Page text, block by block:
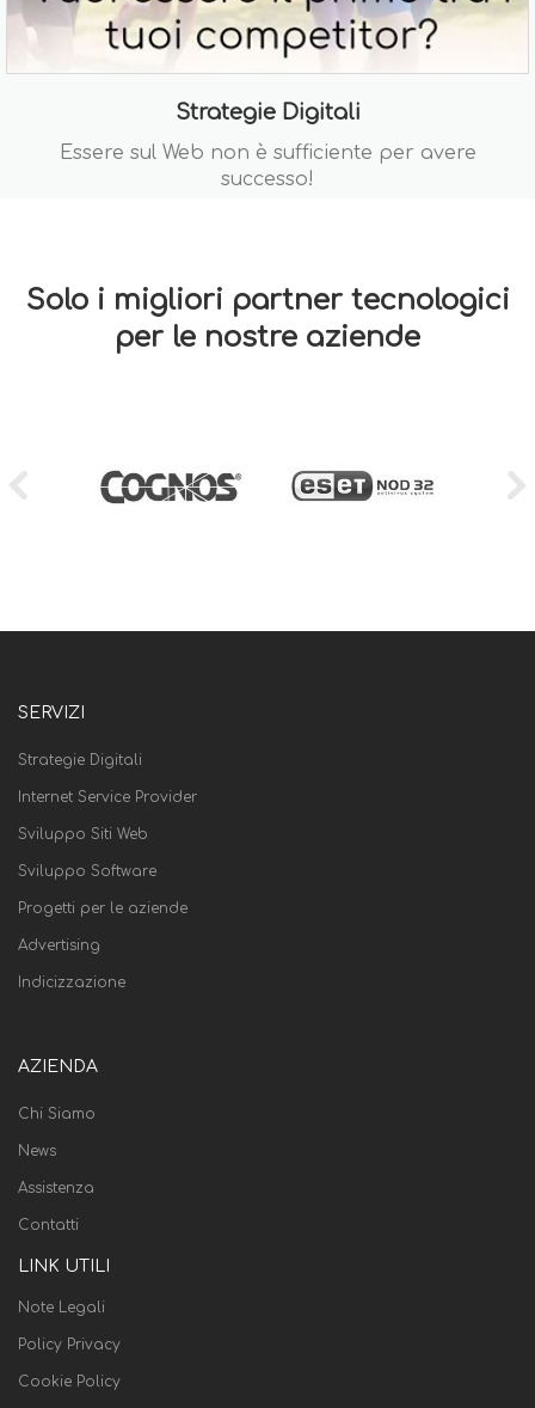
Strategie Digitali
Essere sul Web non è sufficiente per avere
successo!
Solo i migliori partner tecnologici
per le nostre aziende
SERVIZI
Strategie Digitali
Internet Service Provider
Sviluppo Siti Web
Sviluppo Software
Progetti per le aziende
Advertising
Indicizzazione
AZIENDA
Chi Siamo
News
Assistenza
Contatti
LINK UTILI
Note Legali
Policy Privacy
Cookie Policy